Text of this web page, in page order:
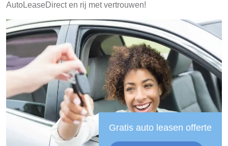
AutoLeaseDirect en rij met vertrouwen!
Gratis auto leasen offerte